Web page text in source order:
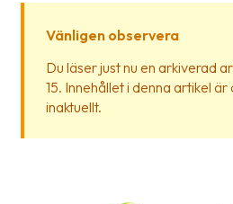
är
Fraktjakt?
Hjälp?
Vänligen observera
Du läser just nu en arkiverad
15. Innehållet i denna artikel
inaktuellt.